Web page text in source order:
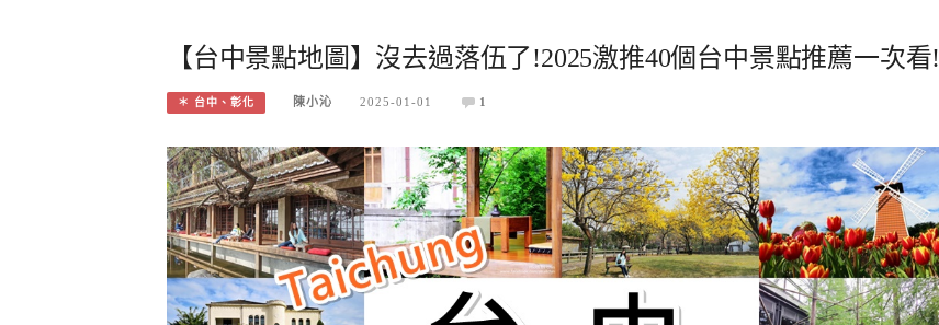
【台中景點地圖】沒去過落伍了!2025激推40個台中景點推薦一次看!
＊ 台中、彰化 陳小沁 2025-01-01 1